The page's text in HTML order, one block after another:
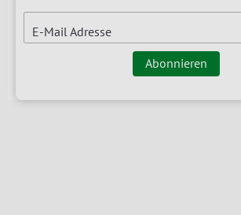
E-Mail Adresse
Abonnieren